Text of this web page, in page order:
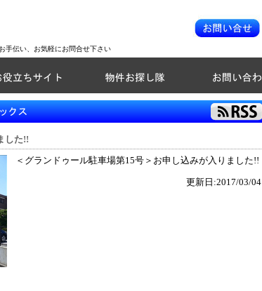
手伝い、お気軽にお問合せ下さい
した!!
＜グランドゥール駐車場第15号＞お申し込みが入りました!!
更新日:2017/03/04